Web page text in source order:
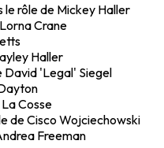
le rôle de Mickey Haller
Crane
Haller
David 'Legal' Siegel
Cosse
de Cisco Wojciechowski
Freeman